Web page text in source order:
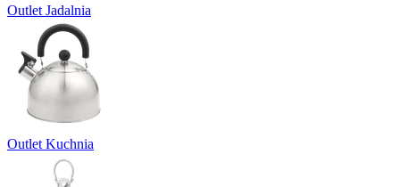
Outlet Jadalnia
Outlet Kuchnia